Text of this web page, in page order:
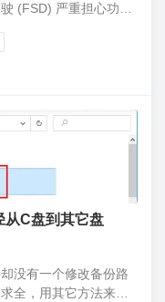
(FSD) 严重担心功能
2015 年至 2022 年 3
从C盘到其它盘
没有一个修改备份路
全，用其它方法来快